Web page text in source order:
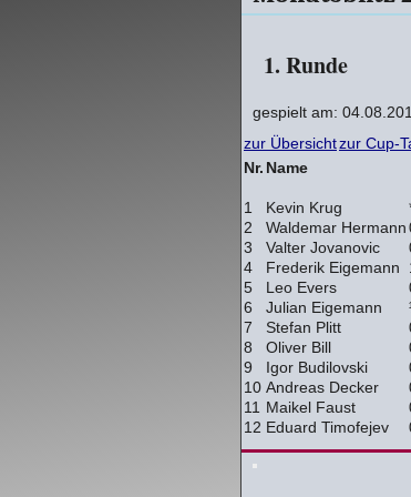
1. Runde
gespielt am:
zur Übersichtzur Cup-
Nr. Name
1 Kevin Krug
2
Waldemar Hermann
3
Valter Jovanovic
4
Frederik Eigemann
5
Leo Evers
6
Julian Eigemann
7
Stefan Plitt
8
Oliver Bill
9
Igor Budilovski
10 Andreas Decker
11 Maikel Faust
12 Eduard Timofejev